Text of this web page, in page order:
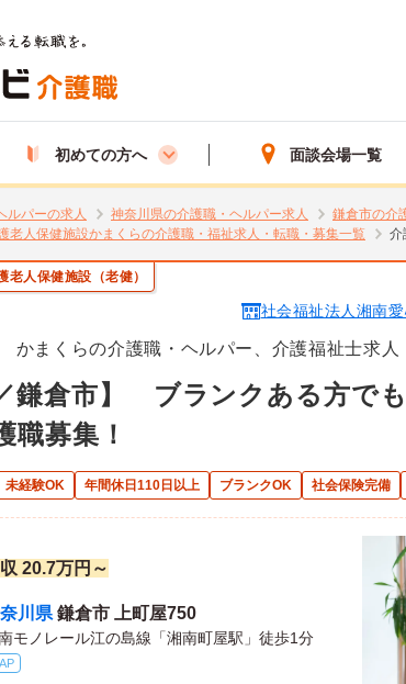
初めての方へ 面談会場一覧
ルパーの求人 神奈川県の介護職・ヘルパー求人
鎌倉市の介
人保健施設かまくらの介護職・福祉求人・転職・募集一覧
介
老人保健施設（老健）
社会福祉法人湘南
まくらの介護職・ヘルパー、介護福祉士求人
鎌倉市】 ブランクある方で
職募集！
未経験OK 年間休日110日以上 ブランクOK 社会保険完備
20.7万円～
川県 鎌倉市 上町屋750
モノレール江の島線「湘南町屋駅」徒歩1分